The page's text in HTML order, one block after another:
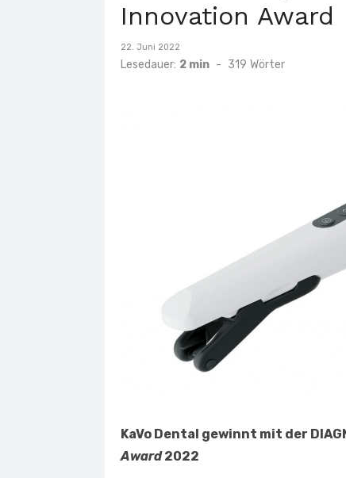
Innovation Award
Veröffentlicht
am
22. Juni 2022
Lesedauer: 2 min - 319 Wörter
KaVo Dental gewinnt mit der
Award2022